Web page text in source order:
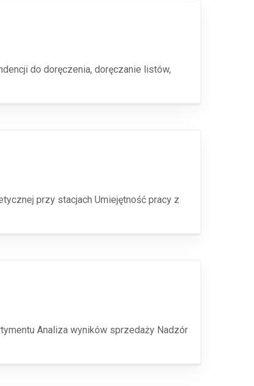
do doręczenia, doręczanie listów,
przy stacjach Umiejętność pracy z
Analiza wyników sprzedaży Nadzór